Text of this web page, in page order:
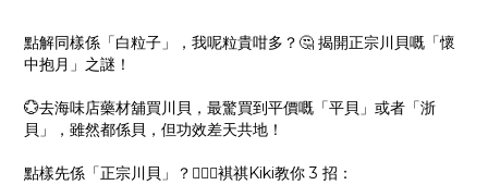
點解同樣係「白粒子」，我呢粒貴咁多？🤔 揭開正宗川貝嘅「懷
中抱月」之謎！
💮去海味店藥材舖買川貝，最驚買到平價嘅「平貝」或者「浙
貝」，雖然都係貝，但功效差天共地！
點樣先係「正宗川貝」？👱🏻‍♀️褀祺Kiki教你 3 招：